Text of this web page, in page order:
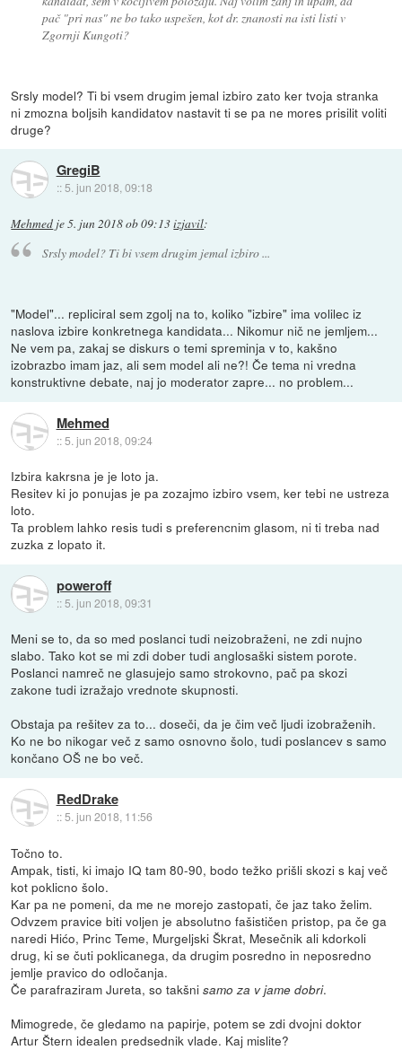
pač "pri nas" ne bo tako uspešen, kot dr. znanosti na isti listi v
Zgornji Kungoti?
Srsly model? Ti bi vsem drugim jemal izbiro zato ker tvoja stranka
ni zmozna boljsih kandidatov nastavit ti se pa ne mores prisilit voliti
druge?
GregiB
:: 5. jun 2018, 09:18
Mehmed je5. jun 2018 ob 09:13izjavil:
Srsly model? Ti bi vsem drugim jemal izbiro ...
"Model"... repliciral sem zgolj na to, koliko "izbire" ima volilec iz
naslova izbire konkretnega kandidata... Nikomur nič ne jemljem...
Ne vem pa, zakaj se diskurs o temi spreminja v to, kakšno
izobrazbo imam jaz, ali sem model ali ne?! Če tema ni vredna
konstruktivne debate, naj jo moderator zapre... no problem...
Mehmed
::5. jun 2018, 09:24
Izbira kakrsna je je loto ja.
Resitev ki jo ponujas je pa zozajmo izbiro vsem, ker tebi ne ustreza
loto.
Ta problem lahko resis tudi s preferencnim glasom, ni ti treba nad
zuzka z lopato it.
poweroff
:: 5. jun 2018, 09:31
Meni se to, da so med poslanci tudi neizobraženi, ne zdi nujno
slabo. Tako kot se mi zdi dober tudi anglosaški sistem porote.
Poslanci namreč ne glasujejo samo strokovno, pač pa skozi
zakone tudi izražajo vrednote skupnosti.
Obstaja pa rešitev za to... doseči, da je čim več ljudi izobraženih.
Ko ne bo nikogar več z samo osnovno šolo, tudi poslancev s samo
končano OŠ ne bo več.
RedDrake
::5. jun 2018, 11:56
Točno to.
Ampak, tisti, ki imajo IQ tam 80-90, bodo težko prišli skozi s kaj več
kot poklicno šolo.
Kar pa ne pomeni, da me ne morejo zastopati, če jaz tako želim.
Odvzem pravice biti voljen je absolutno fašističen pristop, pa če ga
naredi Hićo, Princ Teme, Murgeljski Škrat, Mesečnik ali kdorkoli
drug, ki se čuti poklicanega, da drugim posredno in neposredno
jemlje pravico do odločanja.
Če parafraziram Jureta, so takšnisamo za v jame dobri.
Mimogrede, če gledamo na papirje, potem se zdi dvojni doktor
Artur Štern idealen predsednik vlade. Kaj mislite?